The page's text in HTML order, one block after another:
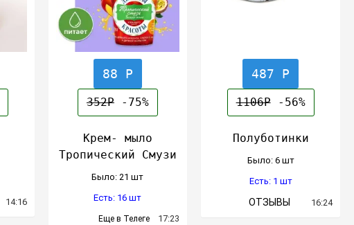
14:16
88 Р
352Р-75%
Крем- мыло
Тропический Смузи
Было: 21 шт
Есть: 16 шт
Еще в Телеге 17:23
487 Р
1106Р-56%
Полуботинки
Было: 6 шт
Есть: 1 шт
ОТЗЫВЫ 16:24